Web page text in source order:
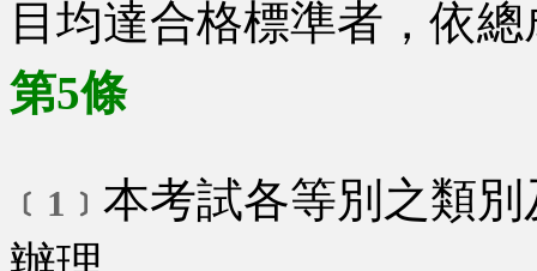
目均達合格標準者，依
第5條
﹝1﹞ 本考試各等別之類